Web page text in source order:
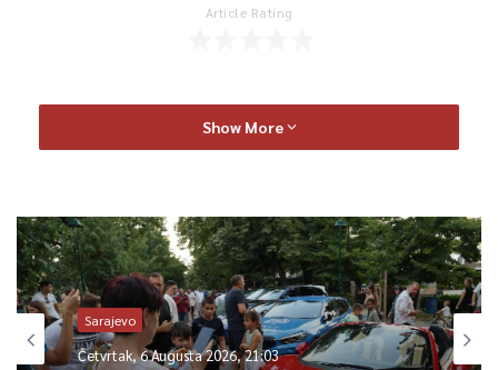
Article Rating
Show More
Sarajevo
Četvrtak, 6 Augusta 2026, 21:03